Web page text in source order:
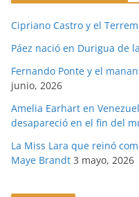
Cipriano Castro y el
Páez nació en Durigua de
Fernando Ponte y el
junio, 2026
Amelia Earhart en
desapareció en el fin del
La Miss Lara que reinó
Maye Brandt 3 mayo, 2026